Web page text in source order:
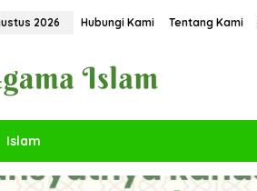
2026 Hubungi Kami Tentang Kami
Islam